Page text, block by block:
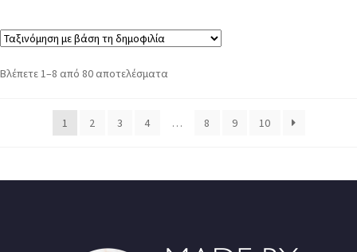
Βλέπετε 1–8 από 80 αποτελέσματα
1 2 3 4 … 8 9 10